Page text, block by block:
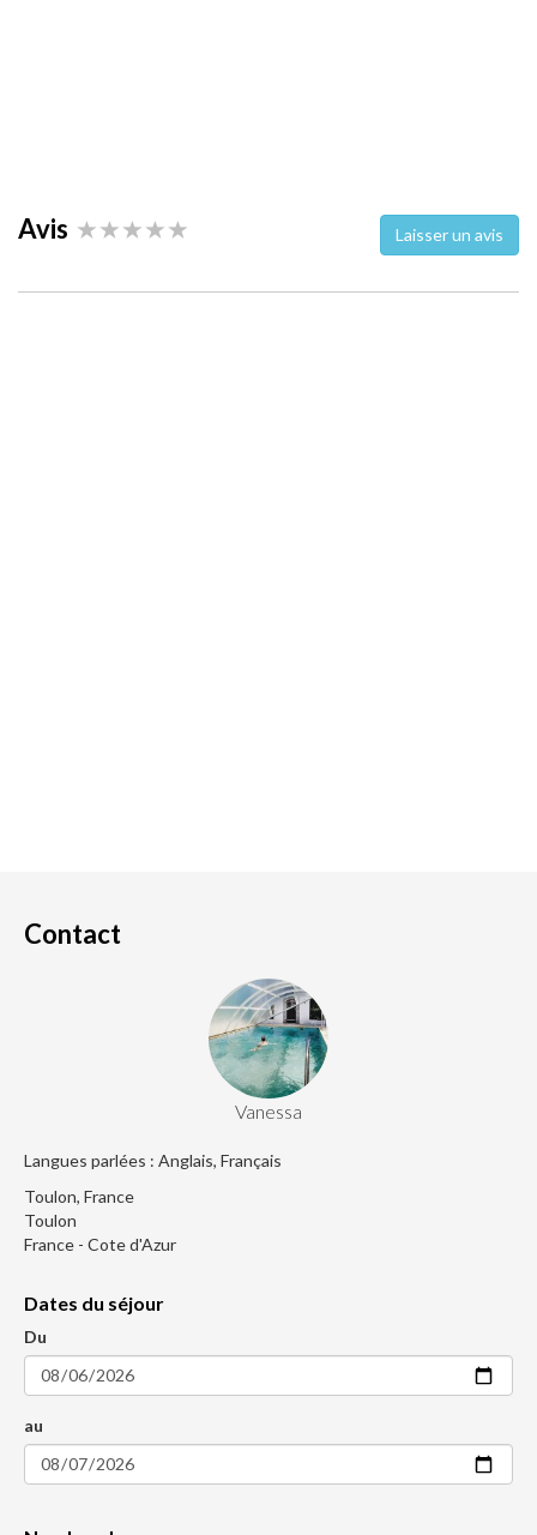
Avis Laisser un avis
Contact
Vanessa
Langues parlées : Anglais, Français
Toulon, France
Toulon
France - Cote d'Azur
Dates du séjour
Du
au